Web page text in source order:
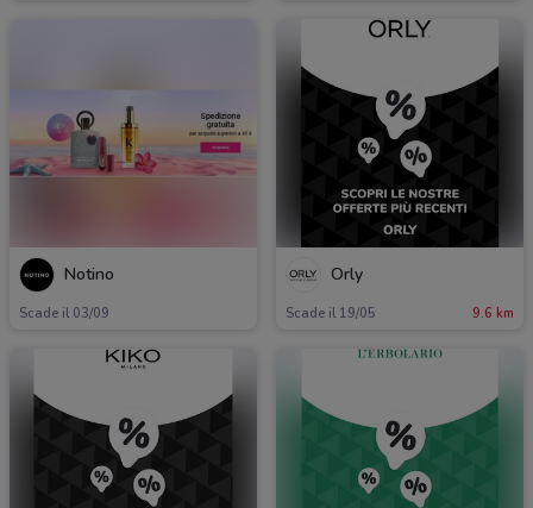
Notino
Scade il 03/09
Orly
Scade il 19/05 9.6 km